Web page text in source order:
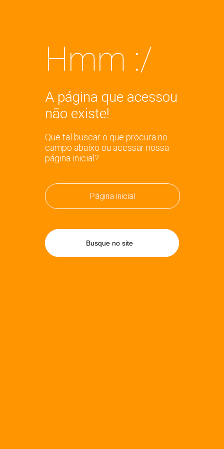
Hmm :/
A página que acessou
não existe!
Que tal buscar o que procura no
campo abaixo ou acessar nossa
página inicial?
Página inicial